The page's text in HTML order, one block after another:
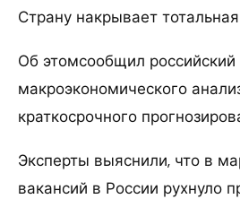
Страну накрывает
Об этомсообщил
макроэкономического
краткосрочного
Эксперты выяснили, что в
вакансий в России рухнуло